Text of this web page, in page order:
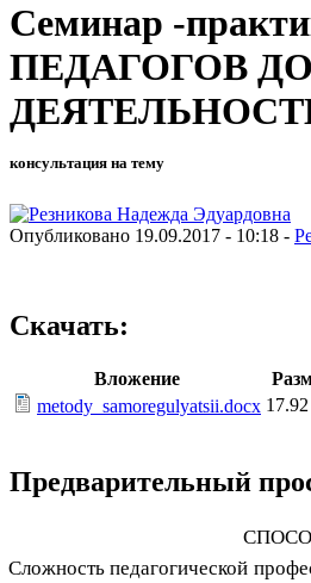
Семинар -
ПЕДАГОГОВ
консультация на тему
Опубликовано 19.09.2017 - 10:18 -
Скачать:
Вложение
metody_samoregulyatsii.docx
Предварительный
Сложность педагогической